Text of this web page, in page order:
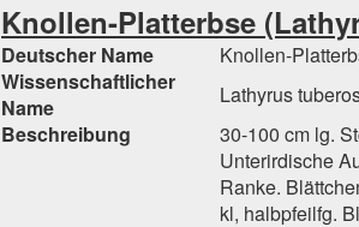
Knollen-Platterbse
Deutscher Name
Knollen-
Wissenschaftlicher
Name
Lathyrus
Beschreibung
30-100 cm lg.
Unterirdische
Ranke.
kl, halbpfeilfg.